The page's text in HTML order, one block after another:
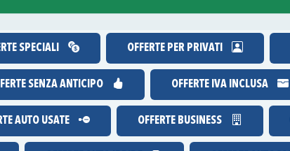
SPECIALI OFFERTE PER PRIVATI
SENZA ANTICIPO OFFERTE IVA INCLUSA
AUTO USATE OFFERTE BUSINESS